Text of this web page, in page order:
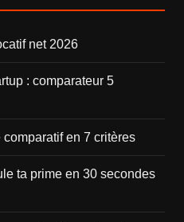
net 2026
: comparateur 5
en 7 critères
ta prime en 30 secondes